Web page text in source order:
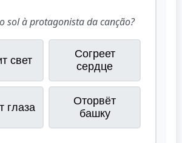
sol à protagonista da canção?
свет
Согреет
сердце
глаза
Оторвёт
башку